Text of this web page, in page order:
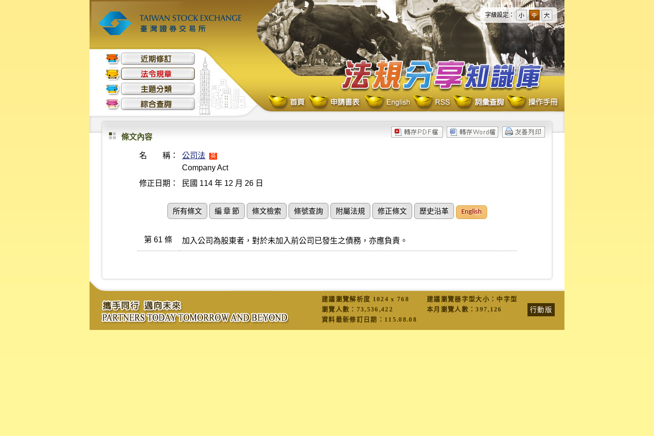
字級設定：
條文內容
名 稱： 公司法 英
Company Act
修正日期：
民國 114 年 12 月 26 日
所有條文 編 章 節 條文檢索 條號查詢 附屬法規 修正條文 歷史沿革 English
第 61 條 加入公司為股東者，對於未加入前公司已發生之債務，亦應負責。
建議瀏覽解析度 1024 x 768 建議瀏覽器字型大小：中字型
行動版
瀏覽人數： 73,536,422 本月瀏覽人數：397,126
資料最新修訂日期： 115.08.08